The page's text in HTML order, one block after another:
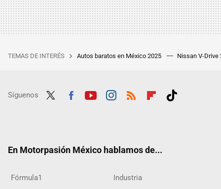
TEMAS DE INTERÉS Autos baratos en México 2025 Nissan V-Drive
Síguenos
En Motorpasión México hablamos de...
Fórmula1 Industria